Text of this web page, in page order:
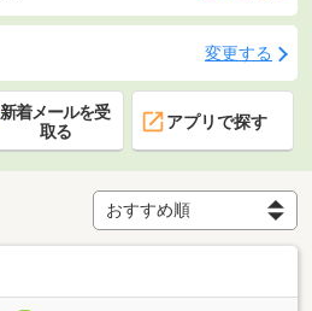
変更する
新着メールを受
取る
アプリで探す